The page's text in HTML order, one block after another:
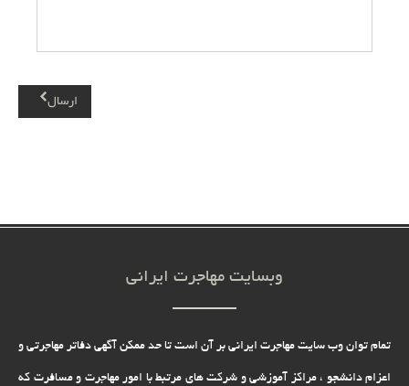
ارسال
وبسایت مهاجرت ایرانی
تمام توان وب سایت مهاجرت ایرانی بر آن است تا حد ممکن آگهی دفاتر مهاجرتی و
اعزام دانشجو ، مراکز آموزشی و شرکت های مرتبط با امور مهاجرت و مسافرت که